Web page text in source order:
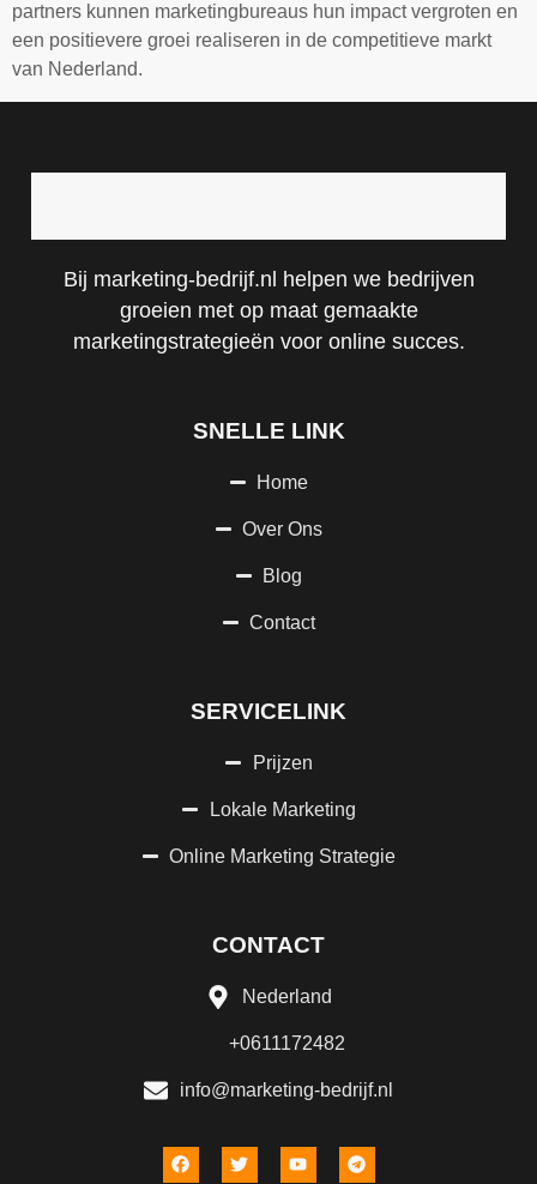
partners kunnen marketingbureaus hun impact vergroten en
een positievere groei realiseren in de competitieve markt
van Nederland.
Bij marketing-bedrijf.nl helpen we bedrijven
groeien met op maat gemaakte
marketingstrategieën voor online succes.
SNELLE LINK
Home
Over Ons
Blog
Contact
SERVICELINK
Prijzen
Lokale Marketing
Online Marketing Strategie
CONTACT
Nederland
+0611172482
info@marketing-bedrijf.nl